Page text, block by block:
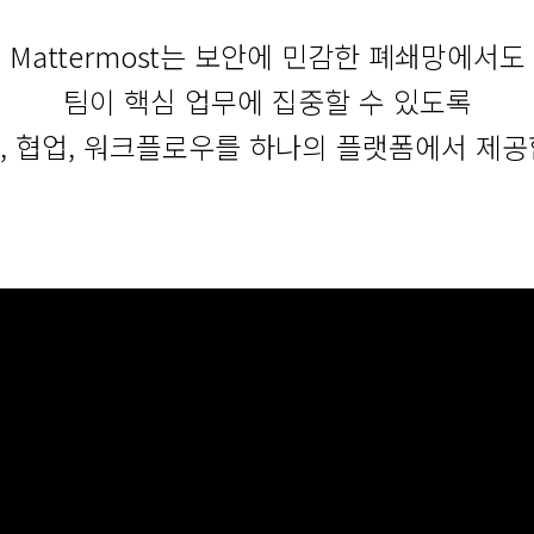
Mattermost는 보안에 민감한 폐쇄망에서도
팀이 핵심 업무에 집중할 수 있도록
협업, 워크플로우를 하나의 플랫폼에서 제